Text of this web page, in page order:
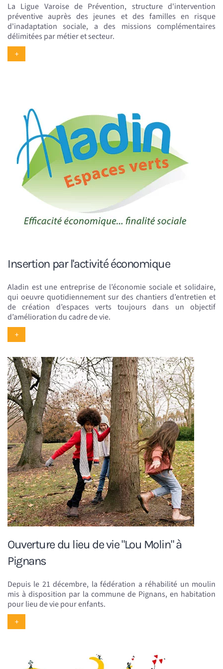
La Ligue Varoise de Prévention, structure d'intervention
préventive auprès des jeunes et des familles en risque
d'inadaptation sociale, a des missions complémentaires
délimitées par métier et secteur.
+
Insertion par l'activité économique
Aladin est une entreprise de l’économie sociale et solidaire,
qui oeuvre quotidiennement sur des chantiers d’entretien et
de création d’espaces verts toujours dans un objectif
d’amélioration du cadre de vie.
+
Ouverture du lieu de vie "Lou Molin" à
Pignans
Depuis le 21 décembre, la fédération a réhabilité un moulin
mis à disposition par la commune de Pignans, en habitation
pour lieu de vie pour enfants.
+